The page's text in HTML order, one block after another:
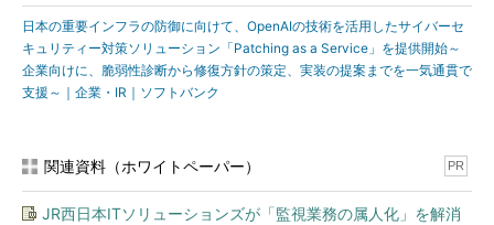
日本の重要インフラの防御に向けて、OpenAIの技術を活用したサイバーセ
キュリティー対策ソリューション「Patching as a Service」を提供開始～
企業向けに、脆弱性診断から修復方針の策定、実装の提案までを一気通貫で
支援～｜企業・IR｜ソフトバンク
関連資料（ホワイトペーパー） PR
JR西日本ITソリューションズが「監視業務の属人化」を解消